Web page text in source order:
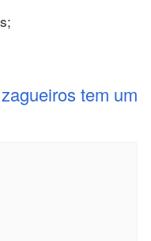
tem um